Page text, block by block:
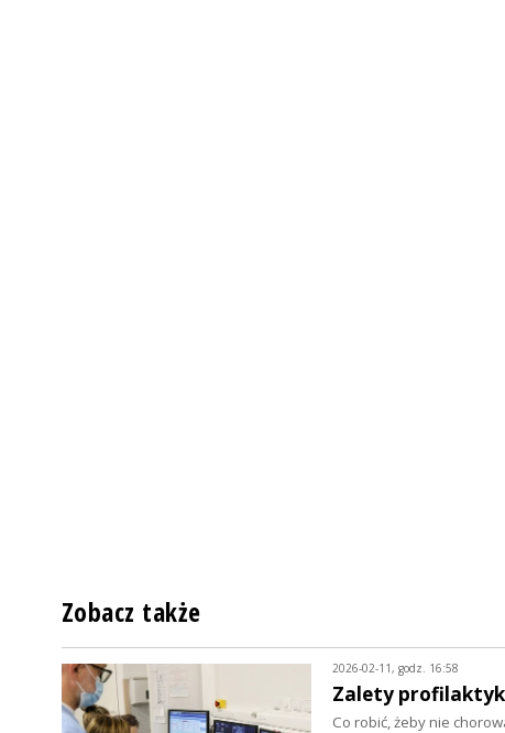
Zobacz także
2026-02-11, godz. 16:58
Zalety
Co robić, żeby nie